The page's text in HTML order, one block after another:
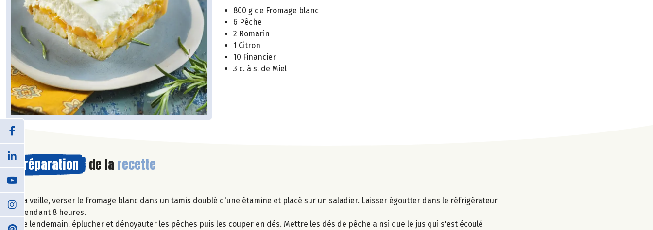
800 g de Fromage blanc
6 Pêche
2 Romarin
1 Citron
10 Financier
3 c. à s. de Miel
Préparation de la recette
La veille, verser le fromage blanc dans un tamis doublé d'une étamine et placé sur un saladier. Laisser égoutter dans le réfrigérateur
pendant 8 heures.
Le lendemain, éplucher et dénoyauter les pêches puis les couper en dés. Mettre les dés de pêche ainsi que le jus qui s'est écoulé